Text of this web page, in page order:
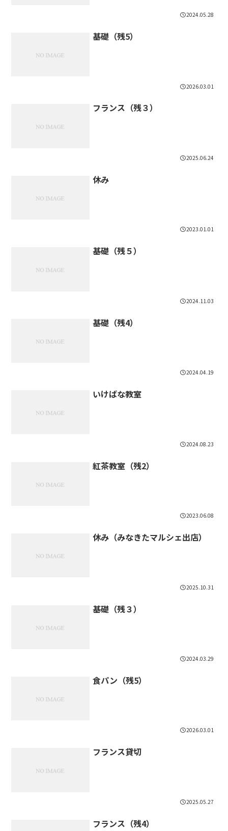
2024.05.28
基礎（残5）
2026.03.01
フランス（残３）
2025.06.24
休み
2023.01.01
基礎（残５）
2024.11.03
基礎（残4）
2024.04.19
いけばな教室
2024.08.23
紅茶教室（残2）
2023.06.08
休み（みなきたマルシェ出店）
2025.10.31
基礎（残３）
2024.03.29
食パン（残5）
2026.03.01
フランス貸切
2025.05.27
フランス（残4）